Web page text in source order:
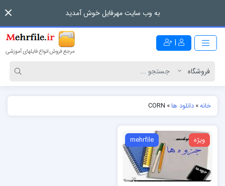
به وب سایت مهرفایل خوش آمدید
|
خانه»دانلود ها»
CORN
ویژه mehrfile